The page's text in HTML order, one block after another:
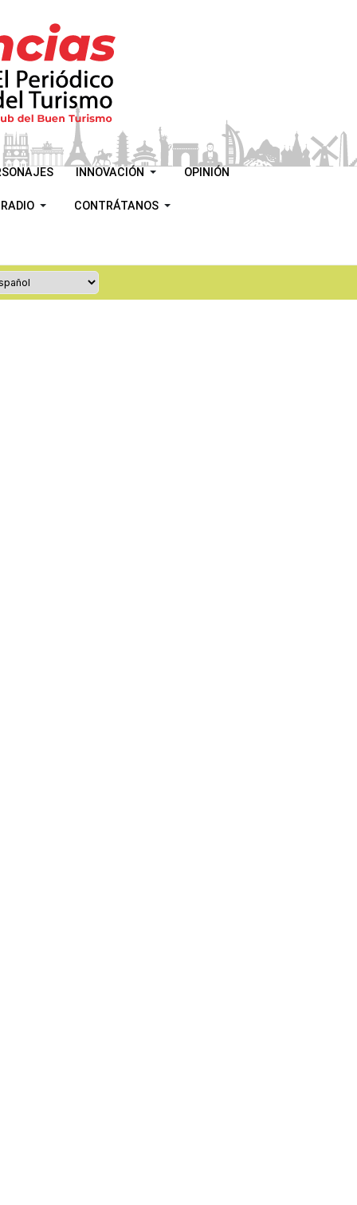
INNOVACIÓN OPINIÓN
CONTRÁTANOS